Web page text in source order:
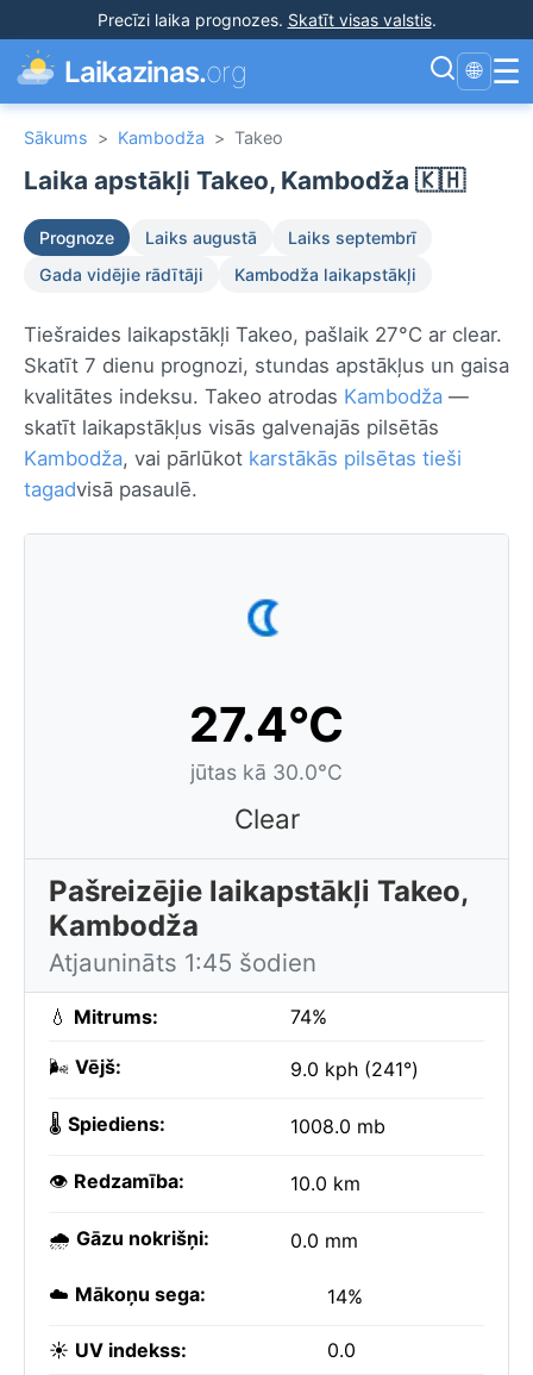
Precīzi laika prognozes. Skatīt visas valstis.
Laikazinas.org 🌐 ☰
Sākums > Kambodža > Takeo
Laika apstākļi Takeo, Kambodža 🇰🇭
Prognoze Laiks augustā
Laiks septembrī
Gada vidējie rādītāji
Kambodža laikapstākļi
Tiešraides laikapstākļi Takeo, pašlaik 27°C ar clear.
Skatīt 7 dienu prognozi, stundas apstākļus un gaisa
kvalitātes indeksu. Takeo atrodas Kambodža —
skatīt laikapstākļus visās galvenajās pilsētās
Kambodža, vai pārlūkot karstākās pilsētas tieši
tagadvisā pasaulē.
27.4°C
jūtas kā 30.0°C
Clear
Pašreizējie laikapstākļi Takeo,
Kambodža
Atjaunināts 1:45 šodien
💧 Mitrums: 74%
🌬️ Vējš: 9.0 kph (241°)
🌡️ Spiediens: 1008.0 mb
👁️ Redzamība: 10.0 km
🌧️ Gāzu nokrišņi: 0.0 mm
☁️ Mākoņu sega: 14%
☀️ UV indekss: 0.0